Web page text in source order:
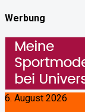
Werbung
6. August 2026